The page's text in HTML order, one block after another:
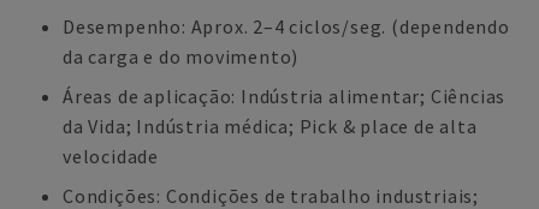
Desempenho: Aprox. 2–4 ciclos/seg. (dependendo
da carga e do movimento)
Áreas de aplicação: Indústria alimentar; Ciências
da Vida; Indústria médica; Pick & place de alta
velocidade
Condições: Condições de trabalho industriais;